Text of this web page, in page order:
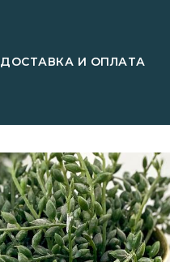
ДОСТАВКА И ОПЛАТА